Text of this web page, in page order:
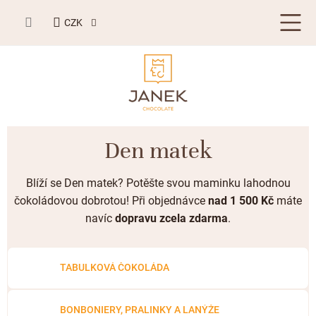
CZK
NÁKUPNÍ
KOŠÍK
Plněné čokolády
Mléčná čokoláda
Hořká čokoláda
BONBONIERY, PRALINKY A LANÝŽE
Kusové pralinky a lanýže
Svatební čokolády
ZAKÁZKOVÁ VÝROBA
Den matek
Blíží se Den matek? Potěšte svou maminku lahodnou
čokoládovou dobrotou! Při objednávce nad 1 500 Kč máte
navíc dopravu zcela zdarma.
TABULKOVÁ ČOKOLÁDA
BONBONIERY, PRALINKY A LANÝŽE